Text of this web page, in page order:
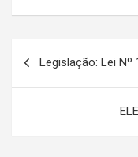
Legislação: Lei Nº